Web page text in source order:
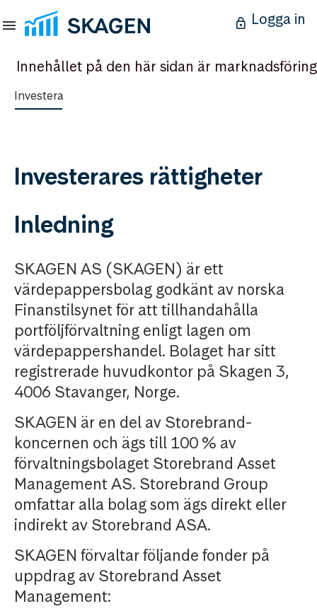
Logga in
Innehållet på den här sidan är marknadsföring
Investera
Investerares rättigheter
Inledning
SKAGEN AS (SKAGEN) är ett
värdepappersbolag godkänt av norska
Finanstilsynet för att tillhandahålla
portföljförvaltning enligt lagen om
värdepappershandel. Bolaget har sitt
registrerade huvudkontor på Skagen 3,
4006 Stavanger, Norge.
SKAGEN är en del av Storebrand-
koncernen och ägs till 100 % av
förvaltningsbolaget Storebrand Asset
Management AS. Storebrand Group
omfattar alla bolag som ägs direkt eller
indirekt av Storebrand ASA.
SKAGEN förvaltar följande fonder på
uppdrag av Storebrand Asset
Management: